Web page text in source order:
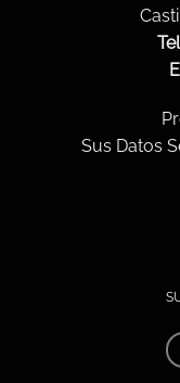
Sus Datos